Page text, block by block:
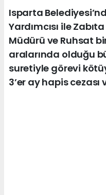
Isparta
Yardımcısı ile
Müdürü ve Ruhsat
aralarında olduğu
suretiyle görevi
3’er ay hapis cezası